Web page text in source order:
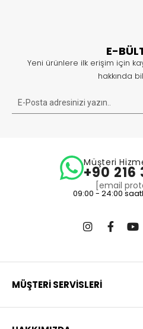
E-
Yeni ürünlere ilk erişim için
hakkında
Müşteri
+90 216
[email
09:00 - 24:00
MÜŞTERİ SERVİSLERİ